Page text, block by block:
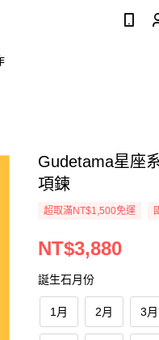
Gudetama星座
項鍊
超取滿NT$1,500免運
NT$3,880
誕生石月份
1月 2月 3月